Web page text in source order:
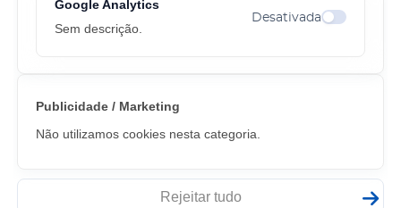
Google Analytics
Sem descrição.
Desativada
Alternar
Publicidade / Marketing
Não utilizamos cookies nesta categoria.
Rejeitar tudo